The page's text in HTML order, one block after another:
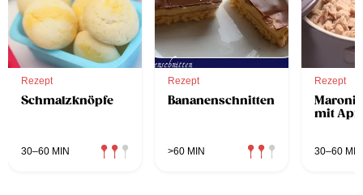
Rezept
Schmalzknöpfe
30–60 MIN
Rezept
Bananenschnitten
>60 MIN
Rezept
mit
30–60 MIN